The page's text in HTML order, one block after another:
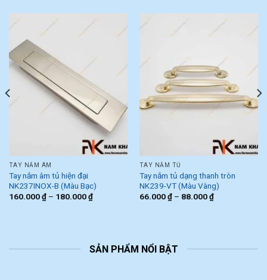
TAY NẮM ÂM
Tay nắm âm tủ hiện đại
NK237INOX-B (Màu Bạc)
160.000₫– 180.000₫
TAY NẮM TỦ
Tay nắm tủ dạng thanh tròn
NK239-VT (Màu Vàng)
66.000₫– 88.000₫
SẢN PHẨM NỔI BẬT